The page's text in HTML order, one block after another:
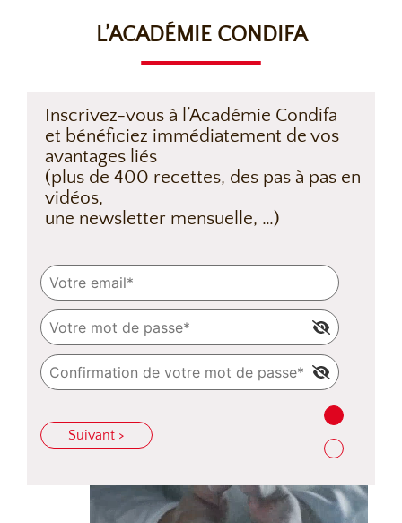
L’ACADÉMIE CONDIFA
Inscrivez-vous à l’Académie Condifa
et bénéficiez immédiatement de vos
avantages liés
(plus de 400 recettes, des pas à pas en
vidéos,
une newsletter mensuelle, …)
Suivant >